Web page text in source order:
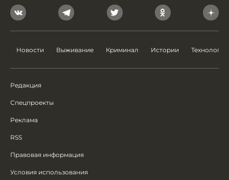
Новости Выживание Криминал Истории Технологии
Редакция
Спецпроекты
Реклама
RSS
Правовая информация
Условия использования